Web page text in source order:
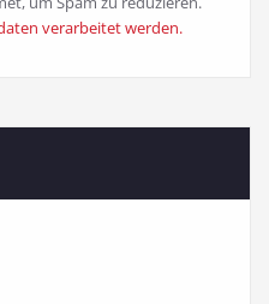
verarbeitet werden.